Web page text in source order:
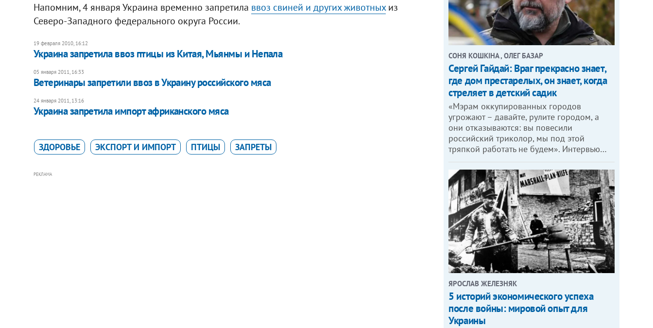
Напомним, 4 января Украина временно запретила ввоз свиней и других животныхиз
Северо-Западного федерального округа России.
19 февраля 2010, 16:12
Украина запретила ввоз птицы из Китая, Мьянмы и Непала
05 января 2011, 16:33
Ветеринары запретили ввоз в Украину российского мяса
24 января 2011, 13:16
Украина запретила импорт африканского мяса
ЗДОРОВЬЕ ЭКСПОРТ И ИМПОРТ ПТИЦЫ ЗАПРЕТЫ
РЕКЛАМА
СОНЯ КОШКІНА , ОЛЕГ БАЗАР
Сергей Гайдай: Враг прекрасно знает,
где дом престарелых, он знает, когда
стреляет в детский садик
«Мэрам оккупированных городов
угрожают – давайте, рулите городом, а
они отказываются: вы повесили
российский триколор, мы под этой
тряпкой работать не будем». Интервью…
ЯРОСЛАВ ЖЕЛЕЗНЯК
5 историй экономического успеха
после войны: мировой опыт для
Украины